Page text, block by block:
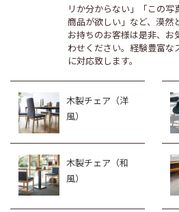
リか分からない」「この写
商品が欲しい」など、漠然
お持ちのお客様は是非、お
わせください。経験豊富な
に対応致します。
木製チェア（洋
風）
木製チェア（和
風）